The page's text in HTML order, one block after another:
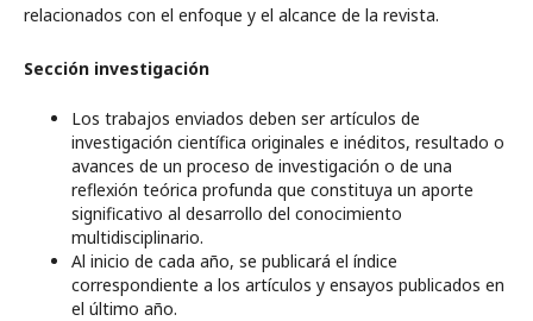
relacionados con el enfoque y el alcance de la revista.
Sección investigación
Los trabajos enviados deben ser artículos de
investigación científica originales e inéditos, resultado o
avances de un proceso de investigación o de una
reflexión teórica profunda que constituya un aporte
significativo al desarrollo del conocimiento
multidisciplinario.
Al inicio de cada año, se publicará el índice
correspondiente a los artículos y ensayos publicados en
el último año.